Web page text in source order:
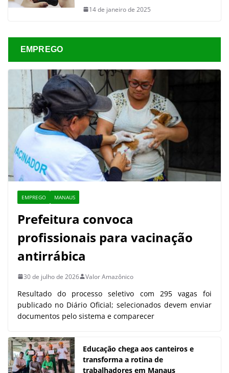
14 de janeiro de 2025
EMPREGO
EMPREGO MANAUS
Prefeitura convoca
profissionais para vacinação
antirrábica
30 de julho de 2026 Valor Amazônico
Resultado do processo seletivo com 295 vagas foi
publicado no Diário Oficial; selecionados devem enviar
documentos pelo sistema e comparecer
Educação chega aos canteiros e
transforma a rotina de
trabalhadores em Manaus